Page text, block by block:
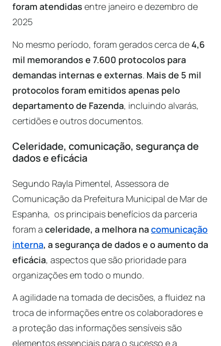
foram atendidas entre janeiro e dezembro de
2025
No mesmo período, foram gerados cerca de 4,6
mil memorandos e 7.600 protocolos para
demandas internas e externas. Mais de 5 mil
protocolos foram emitidos apenas pelo
departamento de Fazenda, incluindo alvarás,
certidões e outros documentos.
Celeridade, comunicação, segurança de
dados e eficácia
Segundo Rayla Pimentel, Assessora de
Comunicação da Prefeitura Municipal de Mar de
Espanha, os principais benefícios da parceria
foram a celeridade, a melhora nacomunicação
interna, a segurança de dados e o aumento da
eficácia, aspectos que são prioridade para
organizações em todo o mundo.
A agilidade na tomada de decisões, a fluidez na
troca de informações entre os colaboradores e
a proteção das informações sensíveis são
elementos essenciais para o sucesso e a